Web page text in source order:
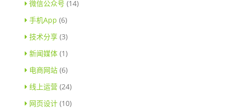
微信公众号 (14)
手机App (6)
技术分享 (3)
新闻媒体 (1)
电商网站 (6)
线上运营 (24)
网页设计 (10)